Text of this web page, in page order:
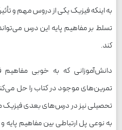
به اینکه فیزیک یکی از دروس مهم و
تسلط بر مفاهیم پایه این درس
کند.
دانش‌آموزانی که به خوبی
تمرین‌های موجود در کتاب را حل
تحصیلی نیز در درس‌های بعدی فیزیک
به نوعی پل ارتباطی بین مفاهیم